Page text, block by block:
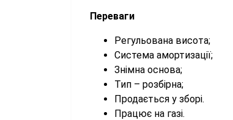
Переваги
Регульована висота;
Система амортизації;
Знімна основа;
Тип – розбірна;
Продається у зборі.
Працює на газі.